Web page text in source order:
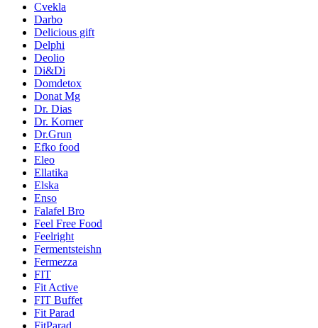
Cvekla
Darbo
Delicious gift
Delphi
Deolio
Di&Di
Domdetox
Donat Mg
Dr. Dias
Dr. Korner
Dr.Grun
Efko food
Eleo
Ellatika
Elska
Enso
Falafel Bro
Feel Free Food
Feelright
Fermentsteishn
Fermezza
FIT
Fit Active
FIT Buffet
Fit Parad